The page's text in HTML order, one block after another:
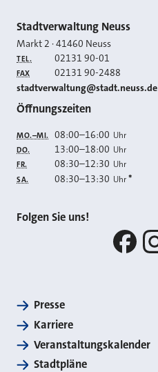
Kontakt
Stadtverwaltung Neuss
Markt 2 ·41460 Neuss
TEL. 02131 90-01
FAX 02131 90-2488
E-MAIL
stadtverwaltung@stadt.neuss.de
Öffnungszeiten
MO.–MI. 08:00–16:00 Uhr
DO. 13:00–18:00 Uhr
FR. 08:30–12:30 Uhr
SA. 08:30–13:30 Uhr *
Folgen Sie uns!
Presse
Karriere
Veranstaltungskalender
Stadtpläne